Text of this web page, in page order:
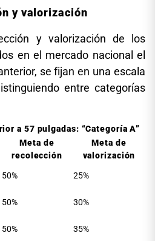
y valorización
y valorización de los
en el mercado nacional el
se fijan en una escala
entre categorías
a 57 pulgadas: “Categoría A”
Meta de
recolección
Meta de
valorización
50% 25%
50% 30%
50% 35%